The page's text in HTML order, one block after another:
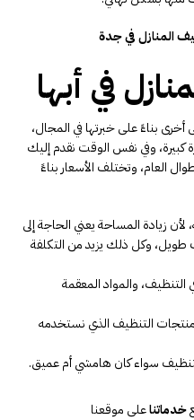
المنازل في جدة
في أبها
بناءً على خبرتها في المجال،
كبيرة، وفي نفس الوقت نقدم إليك
العام، وتختلف الأسعار بناءً
زيادة المساحة يعني الحاجة إلى
وكل ذلك يزيد من التكلفة
والمواد المعقمة
منتجات التنظيف الذي نستخدمه
سواء كان هامشي أم عميق.
خدماتناعلى موقعنا